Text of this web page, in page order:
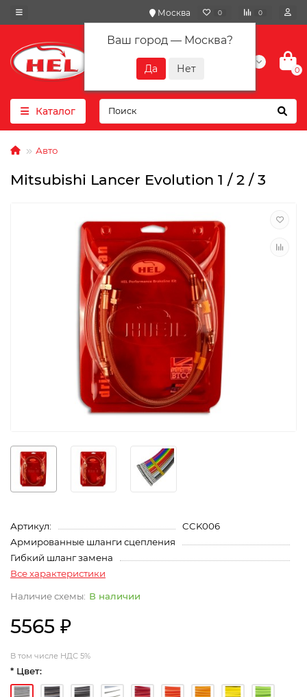
Москва
Ваш город — Москва?
0 0
+7(901) 417-10-01
0
Каталог
Авто
Mitsubishi Lancer Evolution 1 / 2 / 3
Артикул:
CCK006
Армированные шланги сцепления
Гибкий шланг замена
Все характеристики
В наличии
5565 ₽
В том числе НДС 5%
* Цвет: